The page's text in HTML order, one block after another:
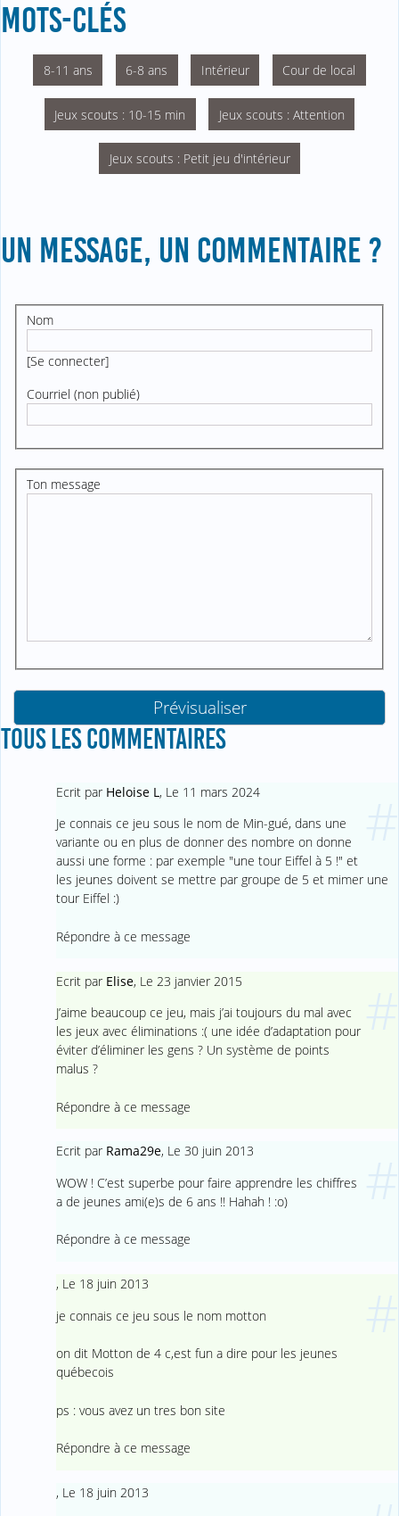
MOTS-CLÉS
8-11 ans 6-8 ans Intérieur Cour de local
Jeux scouts : 10-15 min Jeux scouts : Attention
Jeux scouts : Petit jeu d'intérieur
UN MESSAGE, UN COMMENTAIRE ?
Nom
[Se connecter]
Courriel (non publié)
Ton message
TOUS LES COMMENTAIRES
Ecrit par Heloise L, Le 11 mars 2024
Je connais ce jeu sous le nom de Min-gué, dans une
variante ou en plus de donner des nombre on donne
aussi une forme : par exemple "une tour Eiffel à 5 !" et
les jeunes doivent se mettre par groupe de 5 et mimer une
tour Eiffel :)
Répondre à ce message
Ecrit par Elise, Le 23 janvier 2015
J’aime beaucoup ce jeu, mais j’ai toujours du mal avec
les jeux avec éliminations :( une idée d’adaptation pour
éviter d’éliminer les gens ? Un système de points
malus ?
Répondre à ce message
Ecrit par Rama29e, Le 30 juin 2013
WOW ! C’est superbe pour faire apprendre les chiffres
a de jeunes ami(e)s de 6 ans !! Hahah ! :o)
Répondre à ce message
, Le 18 juin 2013
je connais ce jeu sous le nom motton
on dit Motton de 4 c,est fun a dire pour les jeunes
québecois
ps : vous avez un tres bon site
Répondre à ce message
, Le 18 juin 2013